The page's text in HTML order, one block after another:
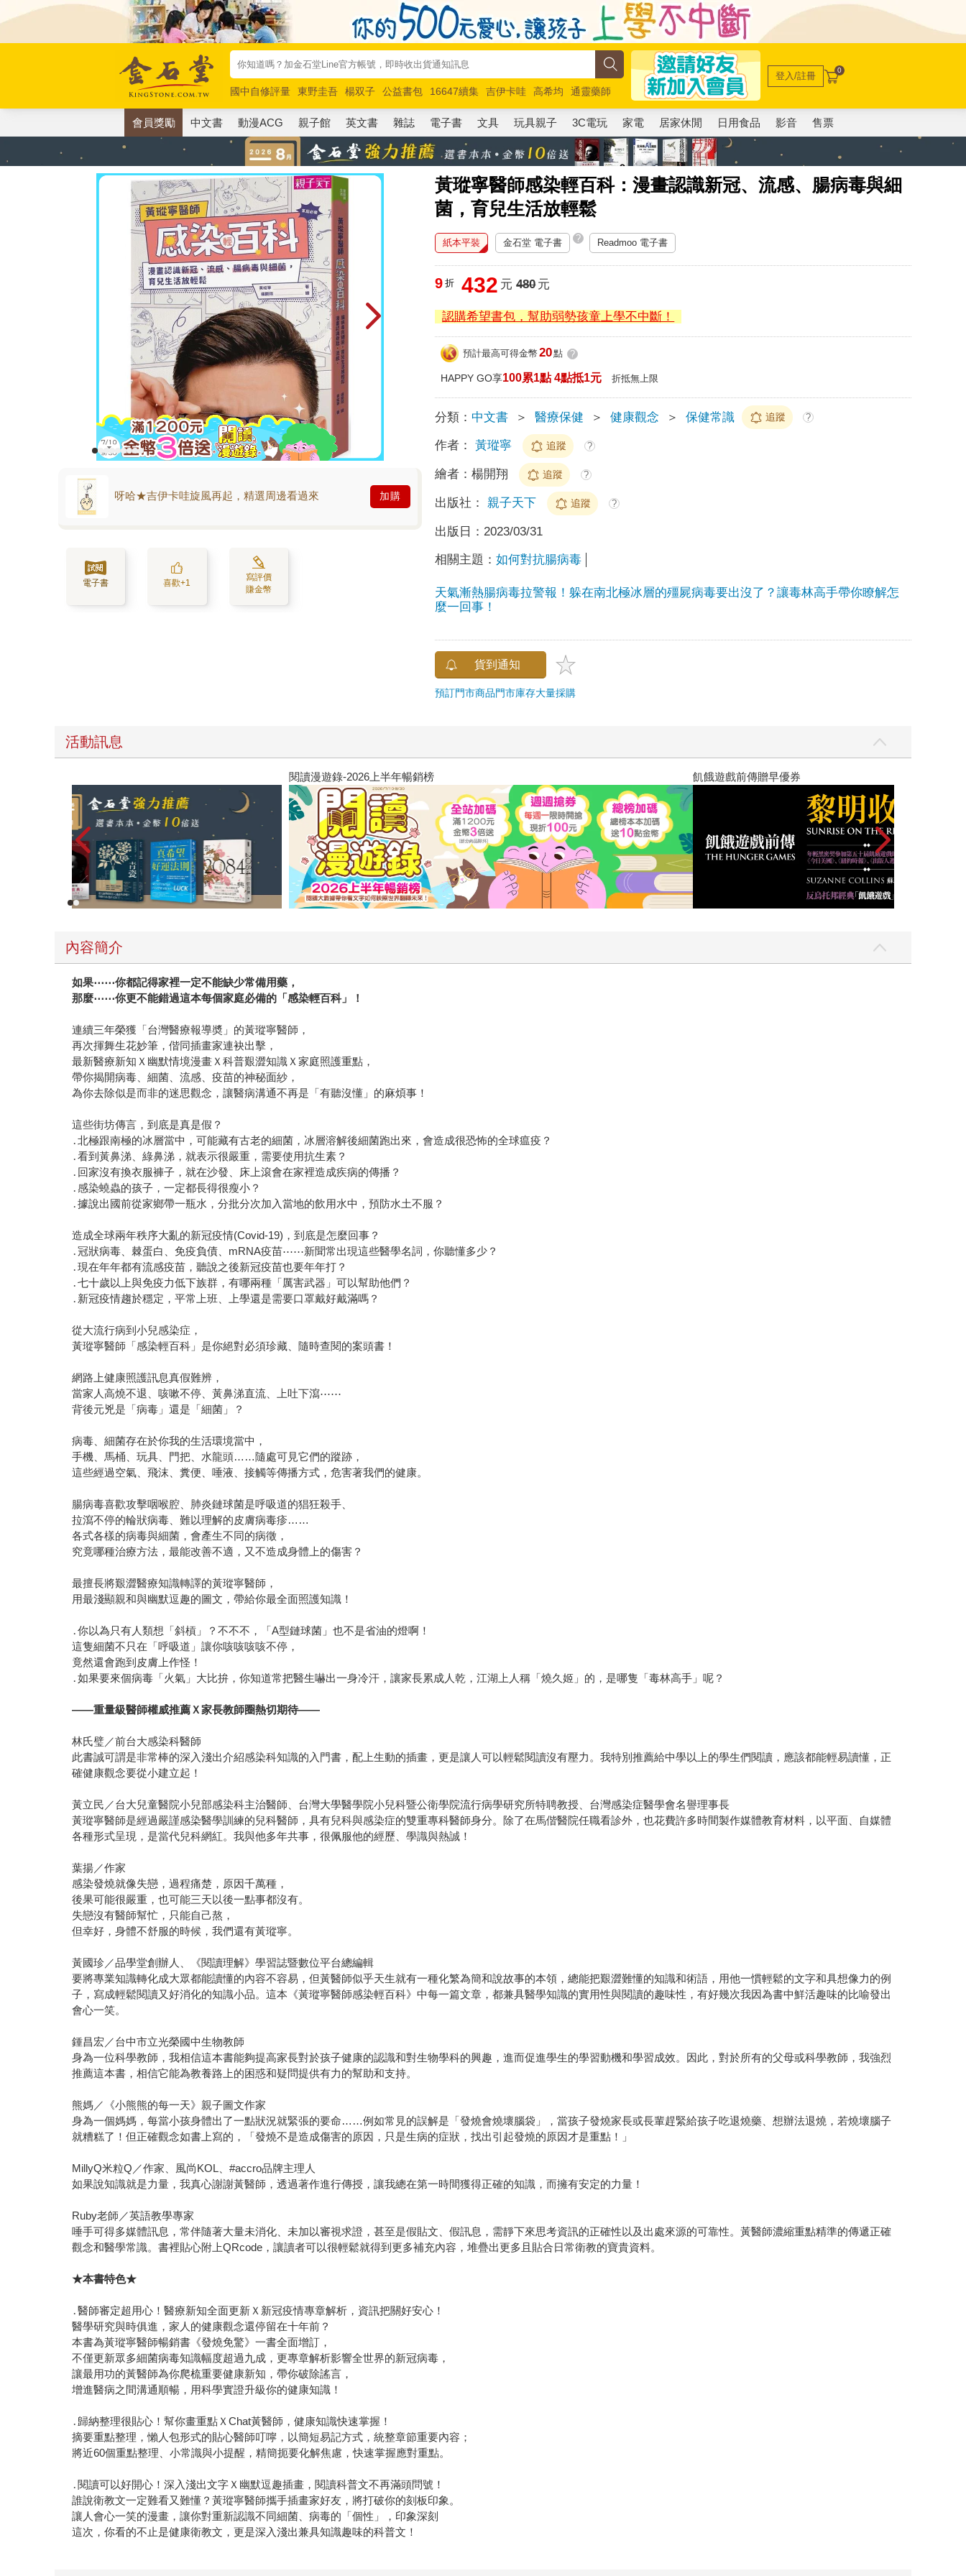
國中自修評量 東野圭吾 楊双子 公益書包 16647續集 吉伊卡哇 高希均
通靈藥師
唯紅花綻放
奧德賽 路邊攤新作 馬斯克 玩具總動員5 超慢跑
登入/註冊 0
會員獎勵 中文書 動漫ACG 親子館 英文書 雜誌 電子書 文具 玩具親子 3C電玩 家電 居家休閒 日用食品 影音 售票
黃瑽寧醫師感染輕百科：漫畫認識新冠、流感、腸病毒與細
菌，育兒生活放輕鬆
呀哈★吉伊卡哇旋風再起，精選周邊看過來 加購
電子書 喜歡+1
寫評價
賺金幣
紙本平裝 金石堂 電子書 ? Readmoo 電子書
9 折 432 元 480元
認購希望書包，幫助弱勢孩童上學不中斷！
預計最高可得金幣 20點 ?
HAPPY GO享100累1點 4點抵1元 折抵無上限
分類： 中文書 ＞ 醫療保健 ＞ 健康觀念 ＞ 保健常識 追蹤 ?
作者： 黃瑽寧 追蹤 ?
繪者：楊開翔 追蹤 ?
出版社： 親子天下 追蹤 ?
出版日： 2023/03/31
相關主題：如何對抗腸病毒
天氣漸熱腸病毒拉警報！躲在南北極冰層的殭屍病毒要出沒了？讓毒林高手帶你瞭解怎
麼一回事！
貨到通知
預訂門市商品門市庫存大量採購
活動訊息
內容簡介
如果⋯⋯你都記得家裡一定不能缺少常備用藥，
那麼⋯⋯你更不能錯過這本每個家庭必備的「感染輕百科」！
連續三年榮獲「台灣醫療報導奬」的黃瑽寧醫師，
再次揮舞生花妙筆，偕同插畫家連袂出擊，
最新醫療新知Ｘ幽默情境漫畫Ｘ科普艱澀知識Ｘ家庭照護重點，
帶你揭開病毒、細菌、流感、疫苗的神秘面紗，
為你去除似是而非的迷思觀念，讓醫病溝通不再是「有聽沒懂」的麻煩事！
這些街坊傳言，到底是真是假？
․北極跟南極的冰層當中，可能藏有古老的細菌，冰層溶解後細菌跑出來，會造成很恐怖的全球瘟疫？
․看到黃鼻涕、綠鼻涕，就表示很嚴重，需要使用抗生素？
․回家沒有換衣服褲子，就在沙發、床上滾會在家裡造成疾病的傳播？
․感染蟯蟲的孩子，一定都長得很瘦小？
․據說出國前從家鄉帶一瓶水，分批分次加入當地的飲用水中，預防水土不服？
造成全球兩年秩序大亂的新冠疫情(Covid-19)，到底是怎麼回事？
․冠狀病毒、棘蛋白、免疫負債、mRNA疫苗⋯⋯新聞常出現這些醫學名詞，你聽懂多少？
․現在年年都有流感疫苗，聽說之後新冠疫苗也要年年打？
․七十歲以上與免疫力低下族群，有哪兩種「厲害武器」可以幫助他們？
․新冠疫情趨於穩定，平常上班、上學還是需要口罩戴好戴滿嗎？
從大流行病到小兒感染症，
黃瑽寧醫師「感染輕百科」是你絕對必須珍藏、隨時查閱的案頭書！
網路上健康照護訊息真假難辨，
當家人高燒不退、咳嗽不停、黃鼻涕直流、上吐下瀉⋯⋯
背後元兇是「病毒」還是「細菌」？
病毒、細菌存在於你我的生活環境當中，
手機、馬桶、玩具、門把、水龍頭……隨處可見它們的蹤跡，
這些經過空氣、飛沫、糞便、唾液、接觸等傳播方式，危害著我們的健康。
腸病毒喜歡攻擊咽喉腔、肺炎鏈球菌是呼吸道的猖狂殺手、
拉瀉不停的輪狀病毒、難以理解的皮膚病毒疹……
各式各樣的病毒與細菌，會產生不同的病徵，
究竟哪種治療方法，最能改善不適，又不造成身體上的傷害？
最擅長將艱澀醫療知識轉譯的黃瑽寧醫師，
用最淺顯親和與幽默逗趣的圖文，帶給你最全面照護知識！
․你以為只有人類想「斜槓」？不不不，「A型鏈球菌」也不是省油的燈啊！
這隻細菌不只在「呼吸道」讓你咳咳咳咳不停，
竟然還會跑到皮膚上作怪！
․如果要來個病毒「火氣」大比拚，你知道常把醫生嚇出一身冷汗，讓家長累成人乾，江湖上人稱「燒久姬」的，是哪隻「毒林高手」呢？
——重量級醫師權威推薦Ｘ家長教師圈熱切期待——
林氏璧／前台大感染科醫師
此書誠可謂是非常棒的深入淺出介紹感染科知識的入門書，配上生動的插畫，更是讓人可以輕鬆閱讀沒有壓力。我特別推薦給中學以上的學生們閱讀，應該都能輕易讀懂，正
確健康觀念要從小建立起！
黃立民／台大兒童醫院小兒部感染科主治醫師、台灣大學醫學院小兒科暨公衛學院流行病學研究所特聘教授、台灣感染症醫學會名譽理事長
黃瑽寧醫師是經過嚴謹感染醫學訓練的兒科醫師，具有兒科與感染症的雙重專科醫師身分。除了在馬偕醫院任職看診外，也花費許多時間製作媒體教育材料，以平面、自媒體
各種形式呈現，是當代兒科網紅。我與他多年共事，很佩服他的經歷、學識與熱誠！
葉揚／作家
感染發燒就像失戀，過程痛楚，原因千萬種，
後果可能很嚴重，也可能三天以後一點事都沒有。
失戀沒有醫師幫忙，只能自己熬，
但幸好，身體不舒服的時候，我們還有黃瑽寧。
黃國珍／品學堂創辦人、《閱讀理解》學習誌暨數位平台總編輯
要將專業知識轉化成大眾都能讀懂的內容不容易，但黃醫師似乎天生就有一種化繁為簡和說故事的本領，總能把艱澀難懂的知識和術語，用他一慣輕鬆的文字和具想像力的例
子，寫成輕鬆閱讀又好消化的知識小品。這本《黃瑽寧醫師感染輕百科》中每一篇文章，都兼具醫學知識的實用性與閱讀的趣味性，有好幾次我因為書中鮮活趣味的比喻發出
會心一笑。
鍾昌宏／台中市立光榮國中生物教師
身為一位科學教師，我相信這本書能夠提高家長對於孩子健康的認識和對生物學科的興趣，進而促進學生的學習動機和學習成效。因此，對於所有的父母或科學教師，我強烈
推薦這本書，相信它能為教養路上的困惑和疑問提供有力的幫助和支持。
熊媽／《小熊熊的每一天》親子圖文作家
身為一個媽媽，每當小孩身體出了一點狀況就緊張的要命……例如常見的誤解是「發燒會燒壞腦袋」，當孩子發燒家長或長輩趕緊給孩子吃退燒藥、想辦法退燒，若燒壞腦子
就糟糕了！但正確觀念如書上寫的，「發燒不是造成傷害的原因，只是生病的症狀，找出引起發燒的原因才是重點！」
MillyQ米粒Q／作家、風尚KOL、#accro品牌主理人
如果說知識就是力量，我真心謝謝黃醫師，透過著作進行傳授，讓我總在第一時間獲得正確的知識，而擁有安定的力量！
Ruby老師／英語教學專家
唾手可得多媒體訊息，常伴隨著大量未消化、未加以審視求證，甚至是假貼文、假訊息，需靜下來思考資訊的正確性以及出處來源的可靠性。黃醫師濃縮重點精準的傳遞正確
觀念和醫學常識。書裡貼心附上QRcode，讓讀者可以很輕鬆就得到更多補充內容，堆疊出更多且貼合日常衛教的寶貴資料。
★本書特色★
․醫師審定超用心！醫療新知全面更新Ｘ新冠疫情專章解析，資訊把關好安心！
醫學研究與時俱進，家人的健康觀念還停留在十年前？
本書為黃瑽寧醫師暢銷書《發燒免驚》一書全面增訂，
不僅更新眾多細菌病毒知識幅度超過九成，更專章解析影響全世界的新冠病毒，
讓最用功的黃醫師為你爬梳重要健康新知，帶你破除謠言，
增進醫病之間溝通順暢，用科學實證升級你的健康知識！
․歸納整理很貼心！幫你畫重點ＸChat黃醫師，健康知識快速掌握！
摘要重點整理，懶人包形式的貼心醫師叮嚀，以簡短易記方式，統整章節重要內容；
將近60個重點整理、小常識與小提醒，精簡扼要化解焦慮，快速掌握應對重點。
․閱讀可以好開心！深入淺出文字Ｘ幽默逗趣插畫，閱讀科普文不再滿頭問號！
誰說衛教文一定難看又難懂？黃瑽寧醫師攜手插畫家好友，將打破你的刻板印象。
讓人會心一笑的漫畫，讓你對重新認識不同細菌、病毒的「個性」，印象深刻
這次，你看的不止是健康衛教文，更是深入淺出兼具知識趣味的科普文！